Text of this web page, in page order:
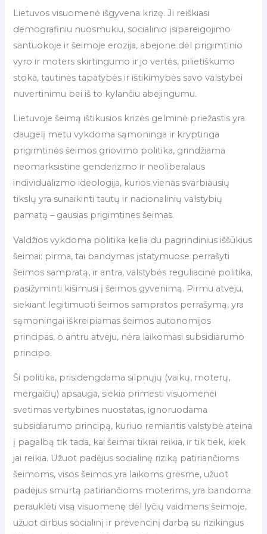
Lietuvos visuomenė išgyvena krizę. Ji reiškiasi
demografiniu nuosmukiu, socialinio įsipareigojimo
santuokoje ir šeimoje erozija, abejone dėl prigimtinio
vyro ir moters skirtingumo ir jo vertės, pilietiškumo
stoka, tautinės tapatybės ir ištikimybės savo valstybei
nuvertinimu bei iš to kylančiu abejingumu.
Lietuvoje šeimą ištikusios krizės gelminė priežastis yra
daugelį metu vykdoma sąmoninga ir kryptinga
prigimtinės šeimos griovimo politika, grindžiama
neomarksistine genderizmo ir neoliberalaus
individualizmo ideologija, kurios vienas svarbiausių
tikslų yra sunaikinti tautų ir nacionalinių valstybių
pamatą – gausias prigimtines šeimas.
Valdžios vykdoma politika kelia du pagrindinius iššūkius
šeimai: pirma, tai bandymas įstatymuose perrašyti
šeimos sampratą, ir antra, valstybės reguliacinė politika,
pasižyminti kišimusi į šeimos gyvenimą. Pirmu atveju,
siekiant legitimuoti šeimos sampratos perrašymą, yra
sąmoningai iškreipiamas šeimos autonomijos
principas, o antru atveju, nėra laikomasi subsidiarumo
principo.
Ši politika, prisidengdama silpnųjų (vaikų, moterų,
mergaičių) apsauga, siekia primesti visuomenei
svetimas vertybines nuostatas, ignoruodama
subsidiarumo principą, kuriuo remiantis valstybė ateina
į pagalbą tik tada, kai šeimai tikrai reikia, ir tik tiek, kiek
jai reikia. Užuot padėjus socialinę riziką patiriančioms
šeimoms, visos šeimos yra laikoms grėsme, užuot
padėjus smurtą patiriančioms moterims, yra bandoma
perauklėti visą visuomenę dėl lyčių vaidmens šeimoje,
užuot dirbus socialinį ir prevencinį darbą su rizikingus